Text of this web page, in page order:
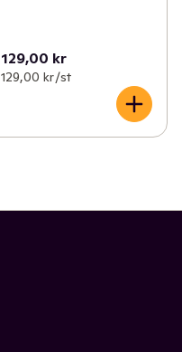
129,00 kr
129,00 kr /st